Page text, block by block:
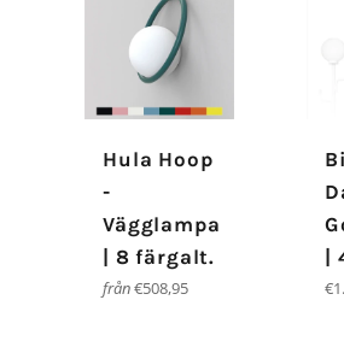
Hula Hoop
-
Vägglampa
| 8 färgalt.
från€508,95